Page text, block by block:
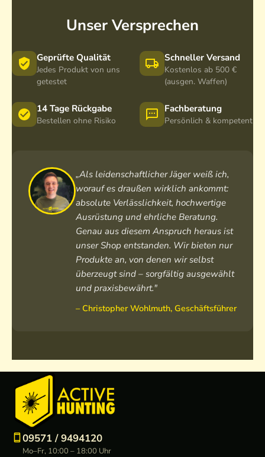
Unser Versprechen
Geprüfte Qualität
Jedes Produkt von uns
getestet
Schneller Versand
Kostenlos ab 500 €
(ausgen. Waffen)
14 Tage Rückgabe
Bestellen ohne Risiko
Fachberatung
Persönlich & kompetent
„Als leidenschaftlicher Jäger weiß ich,
worauf es draußen wirklich ankommt:
absolute Verlässlichkeit, hochwertige
Ausrüstung und ehrliche Beratung.
Genau aus diesem Anspruch heraus ist
unser Shop entstanden. Wir bieten nur
Produkte an, von denen wir selbst
überzeugt sind – sorgfältig ausgewählt
und praxisbewährt."
– Christopher Wohlmuth, Geschäftsführer
09571 / 9494120
Mo–Fr, 10:00 – 18:00 Uhr